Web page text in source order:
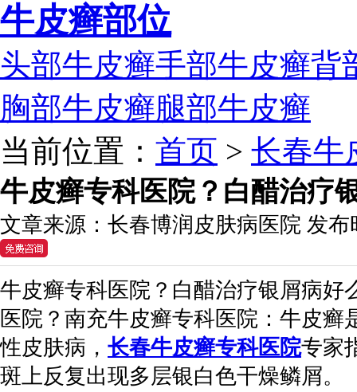
牛皮癣部位
头部牛皮癣手部牛皮癣背
胸部牛皮癣腿部牛皮癣
当前位置： 首页 > 长春牛
牛皮癣专科医院？白醋治疗
文章来源： 长春博润皮肤病医院 发布
牛皮癣专科医院？白醋治疗银屑病好
医院？南充牛皮癣专科医院：牛皮癣
性皮肤病， 长春牛皮癣专科医院专家
斑上反复出现多层银白色干燥鳞屑。